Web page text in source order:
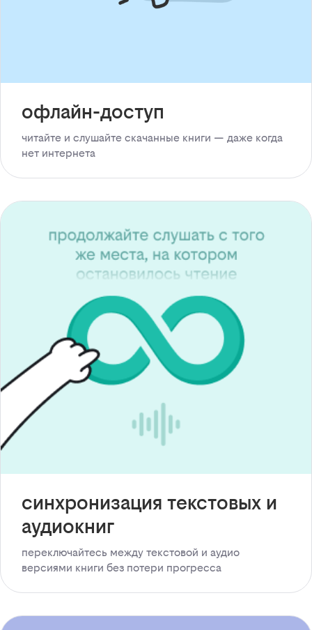
офлайн-доступ
читайте и слушайте скачанные книги — даже когда
нет интернета
синхронизация текстовых и
аудиокниг
переключайтесь между текстовой и аудио
версиями книги без потери прогресса